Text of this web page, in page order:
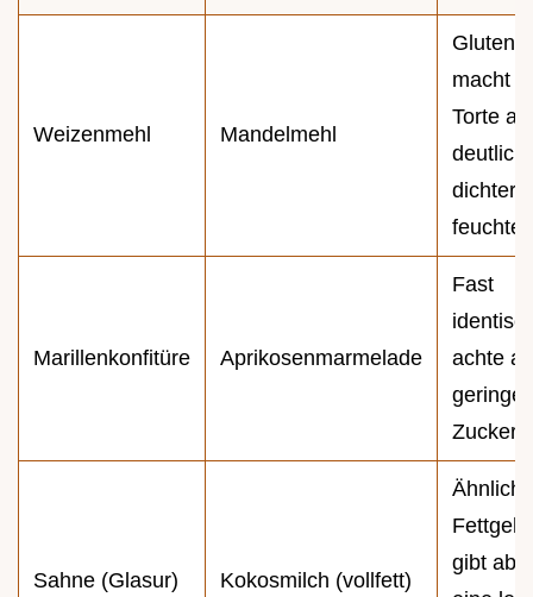
Weizenmehl Mandelmehl
macht
Torte
deutlich
dichter
feuchter
Marillenkonfitüre Aprikosenmarmelade
Fast
achte
Sahne (Glasur) Kokosmilch (vollfett)
gibt